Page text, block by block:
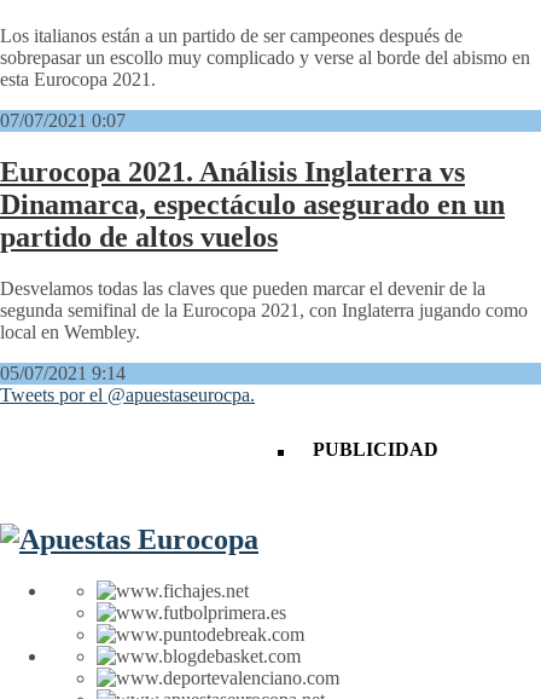
Los italianos están a un partido de ser campeones después de
sobrepasar un escollo muy complicado y verse al borde del abismo en
esta Eurocopa 2021.
07/07/2021 0:07
Eurocopa 2021. Análisis Inglaterra vs
Dinamarca, espectáculo asegurado en un
partido de altos vuelos
Desvelamos todas las claves que pueden marcar el devenir de la
segunda semifinal de la Eurocopa 2021, con Inglaterra jugando como
local en Wembley.
05/07/2021 9:14
Tweets por el @apuestaseurocpa.
PUBLICIDAD